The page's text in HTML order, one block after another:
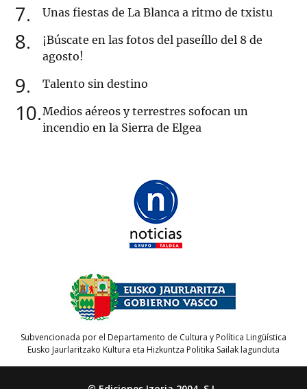
7 Unas fiestas de La Blanca a ritmo de txistu
8
¡Búscate en las fotos del paseíllo del 8 de
agosto!
9 Talento sin destino
10 Medios aéreos y terrestres sofocan un
incendio en la Sierra de Elgea
Subvencionada por el Departamento de Cultura y Política Lingüística
Eusko Jaurlaritzako Kultura eta Hizkuntza Politika Sailak lagunduta